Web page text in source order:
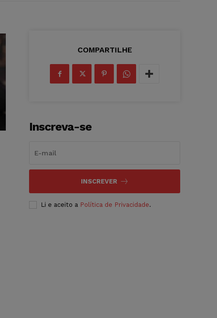
COMPARTILHE
Inscreva-se
INSCREVER
Li e aceito a Política de Privacidade.